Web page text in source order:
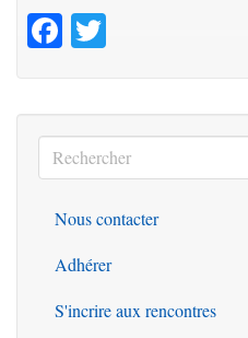
Facebook
Rechercher
Rechercher
Outils
Nous contacter
Adhérer
S'incrire aux rencontres